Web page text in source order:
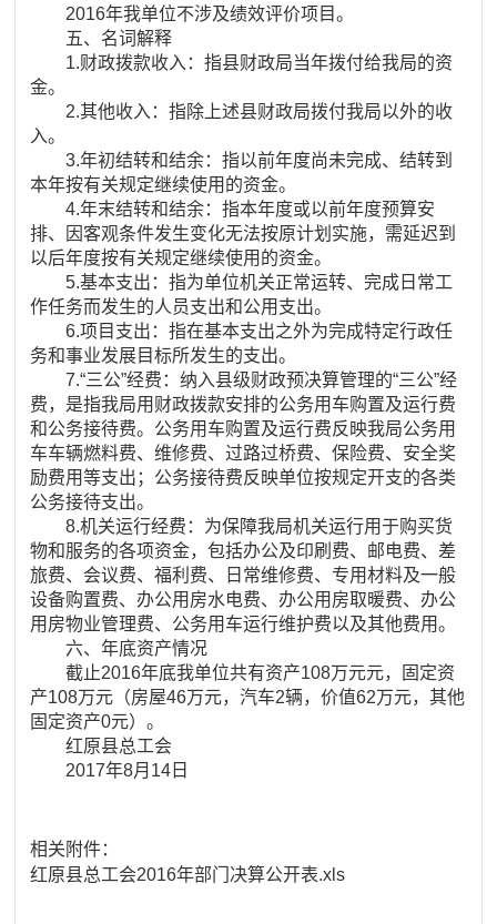
2016年我单位不涉及绩效评价项目。
五、名词解释
1.财政拨款收入：指县财政局当年拨付给我局的资
金。
2.其他收入：指除上述县财政局拨付我局以外的收
入。
3.年初结转和结余：指以前年度尚未完成、结转到
本年按有关规定继续使用的资金。
4.年末结转和结余：指本年度或以前年度预算安
排、因客观条件发生变化无法按原计划实施，需延迟到
以后年度按有关规定继续使用的资金。
5.基本支出：指为单位机关正常运转、完成日常工
作任务而发生的人员支出和公用支出。
6.项目支出：指在基本支出之外为完成特定行政任
务和事业发展目标所发生的支出。
7.“三公”经费：纳入县级财政预决算管理的“三公”经
费，是指我局用财政拨款安排的公务用车购置及运行费
和公务接待费。公务用车购置及运行费反映我局公务用
车车辆燃料费、维修费、过路过桥费、保险费、安全奖
励费用等支出；公务接待费反映单位按规定开支的各类
公务接待支出。
8.机关运行经费：为保障我局机关运行用于购买货
物和服务的各项资金，包括办公及印刷费、邮电费、差
旅费、会议费、福利费、日常维修费、专用材料及一般
设备购置费、办公用房水电费、办公用房取暖费、办公
用房物业管理费、公务用车运行维护费以及其他费用。
六、年底资产情况
截止2016年底我单位共有资产108万元元，固定资
产108万元（房屋46万元，汽车2辆，价值62万元，其他
固定资产0元）。
红原县总工会
2017年8月14日
相关附件：
红原县总工会2016年部门决算公开表.xls